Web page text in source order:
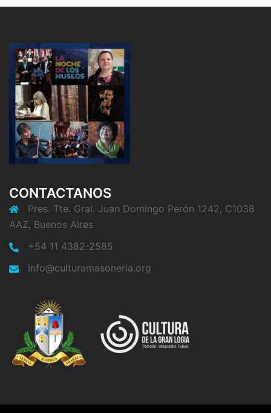
CONTACTANOS
Pres. Tte. Gral. Juan Domingo Perón 1242, C1038
AAZ, Buenos Aires
+54 11 4382-2585
info@culturamasoneria.org